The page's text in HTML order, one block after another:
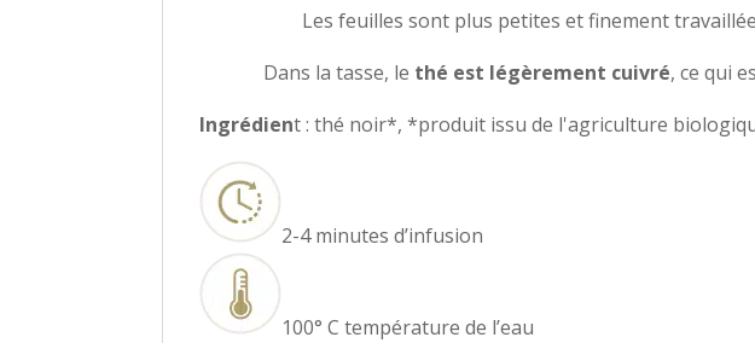
Les feuilles sont plus petites et finement
Dans la tasse, le thé est légèrement cuivré, ce qui
Ingrédient : thé noir*, *produit issu de l'agriculture
2-4 minutes d’infusion
100° C température de l’eau